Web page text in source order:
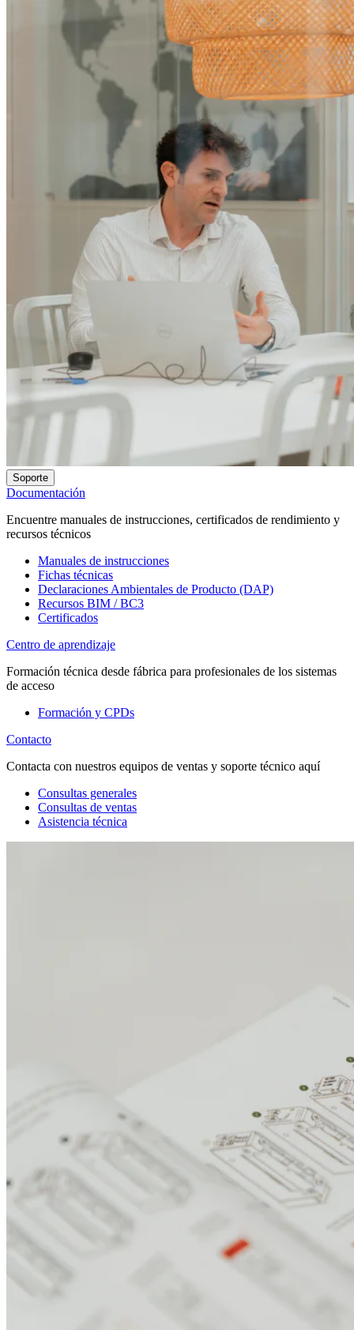
Soporte
Documentación
Encuentre manuales de instrucciones, certificados de rendimiento y
recursos técnicos
Manuales de instrucciones
Fichas técnicas
Declaraciones Ambientales de Producto (DAP)
Recursos BIM / BC3
Certificados
Centro de aprendizaje
Formación técnica desde fábrica para profesionales de los sistemas
de acceso
Formación y CPDs
Contacto
Contacta con nuestros equipos de ventas y soporte técnico aquí
Consultas generales
Consultas de ventas
Asistencia técnica